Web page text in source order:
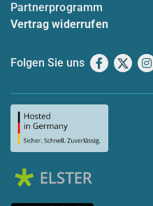
Partnerprogramm
Vertrag widerrufen
Folgen Sie uns Facebook
X